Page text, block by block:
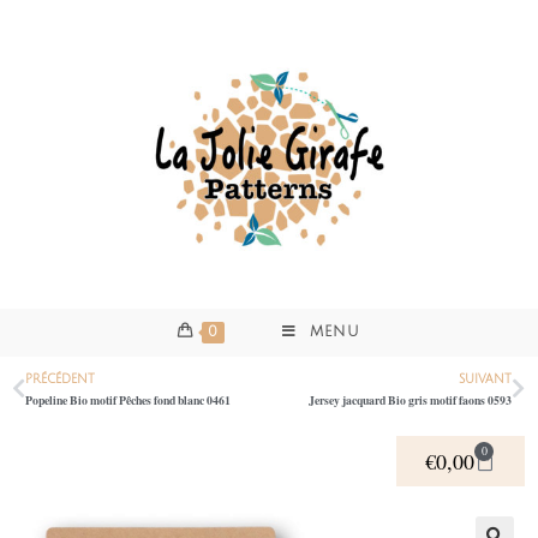
0 MENU
PRÉCÉDENT
Popeline Bio motif Pêches fond blanc 0461
SUIVANT
Jersey jacquard Bio gris motif faons 0593
€0,00 0